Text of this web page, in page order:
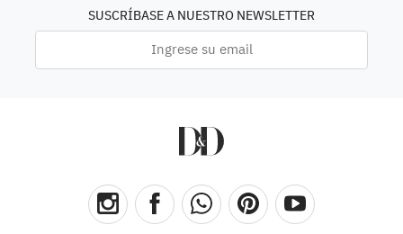
SUSCRÍBASE A NUESTRO NEWSLETTER